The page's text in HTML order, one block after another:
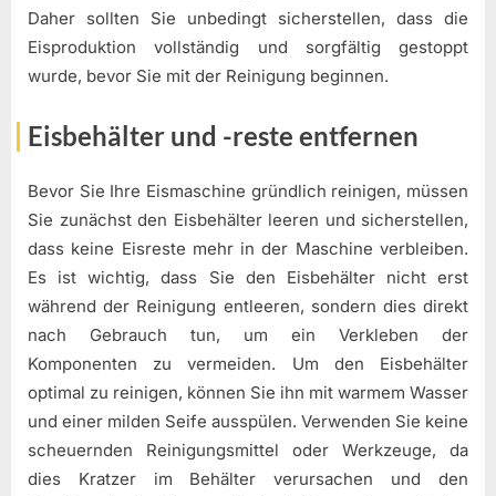
Daher sollten Sie unbedingt sicherstellen, dass die
Eisproduktion vollständig und sorgfältig gestoppt
wurde, bevor Sie mit der Reinigung beginnen.
Eisbehälter und -reste entfernen
Bevor Sie Ihre Eismaschine gründlich reinigen, müssen
Sie zunächst den Eisbehälter leeren und sicherstellen,
dass keine Eisreste mehr in der Maschine verbleiben.
Es ist wichtig, dass Sie den Eisbehälter nicht erst
während der Reinigung entleeren, sondern dies direkt
nach Gebrauch tun, um ein Verkleben der
Komponenten zu vermeiden. Um den Eisbehälter
optimal zu reinigen, können Sie ihn mit warmem Wasser
und einer milden Seife ausspülen. Verwenden Sie keine
scheuernden Reinigungsmittel oder Werkzeuge, da
dies Kratzer im Behälter verursachen und den